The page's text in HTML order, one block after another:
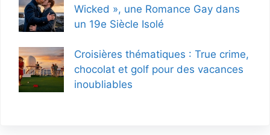
Wicked », une Romance Gay dans
un 19e Siècle Isolé
Croisières thématiques : True crime,
chocolat et golf pour des vacances
inoubliables